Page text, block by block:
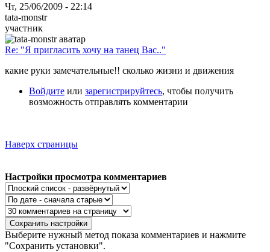
Чт, 25/06/2009 - 22:14
tata-monstr
участник
Re: "Я пригласить хочу на танец Вас.."
какие руки замечательные!! сколько жизни и движения
Войдите или зарегистрируйтесь, чтобы получить
возможность отправлять комментарии
Наверх страницы
Настройки просмотра комментариев
Выберите нужный метод показа комментариев и нажмите
"Сохранить установки".